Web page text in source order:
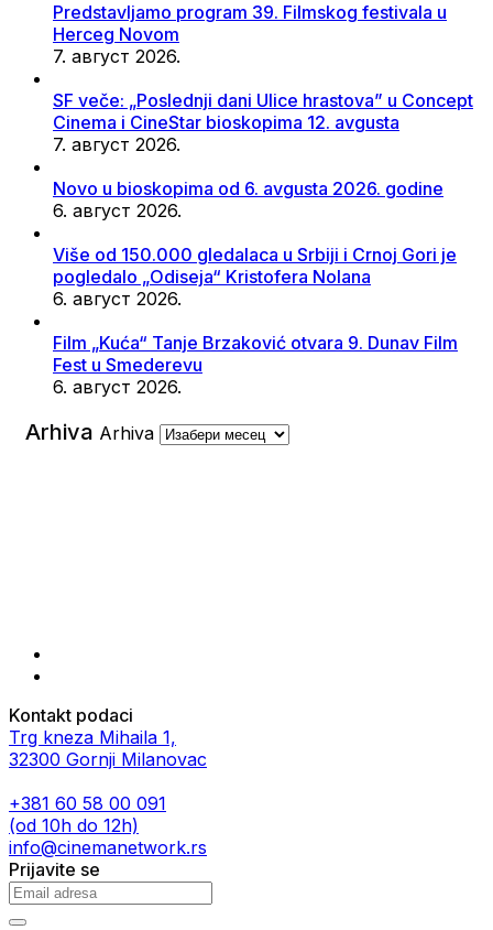
Predstavljamo program 39. Filmskog festivala u
Herceg Novom
7. август 2026.
SF veče: „Poslednji dani Ulice hrastova” u Concept
Cinema i CineStar bioskopima 12. avgusta
7. август 2026.
Novo u bioskopima od 6. avgusta 2026. godine
6. август 2026.
Više od 150.000 gledalaca u Srbiji i Crnoj Gori je
pogledalo „Odiseja“ Kristofera Nolana
6. август 2026.
Film „Kuća“ Tanje Brzaković otvara 9. Dunav Film
Fest u Smederevu
6. август 2026.
Arhiva Arhiva
Kontakt podaci
Trg kneza Mihaila 1,
32300 Gornji Milanovac
+381 60 58 00 091
(od 10h do 12h)
info@cinemanetwork.rs
Prijavite se